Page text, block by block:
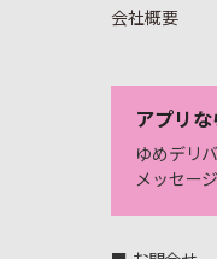
会社概要
アプリ
ゆめデリ
メッセー